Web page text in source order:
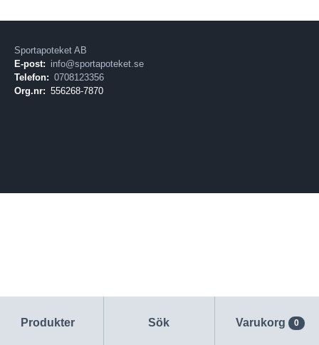
Produkter Sök Varukorg 0
Sportapoteket AB
E-post: info@sportapoteket.se
Telefon: 0708123356
Org.nr: 556268-7870